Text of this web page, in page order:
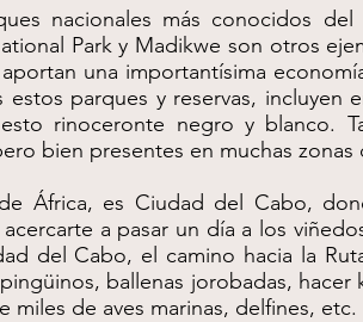
nacionales más conocidos
Park y Madikwe son otros
una importantísima
parques y reservas, incluyen
rinoceronte negro y blanco.
bien presentes en muchas zonas
África, es Ciudad del Cabo,
a pasar un día a los
del Cabo, el camino hacia la
ballenas jorobadas,
de aves marinas, delfines, etc.